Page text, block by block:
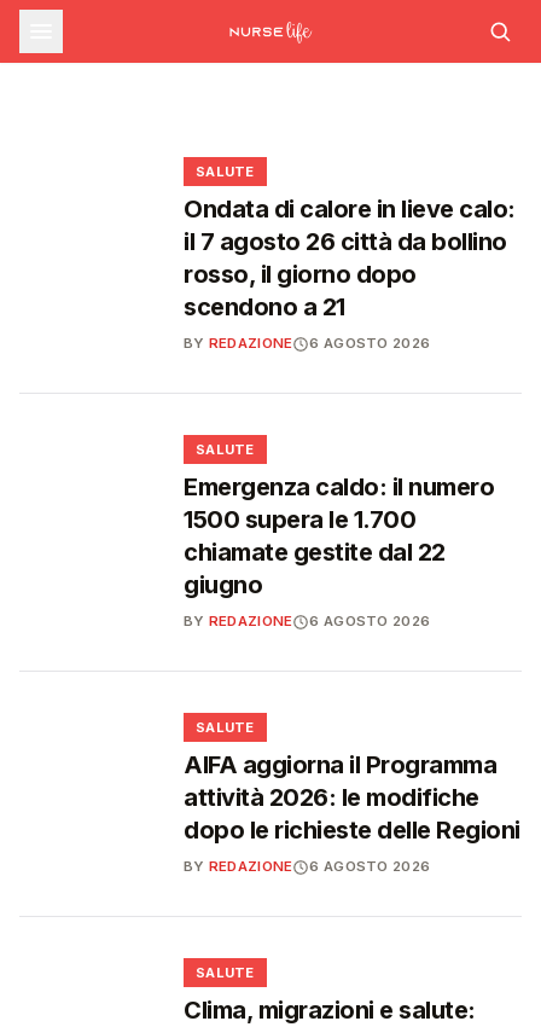
corsi su rischio cardiovascolare e
intelligenza artificiale generativa
INFERMIERE
A Scanzano Jonico apre l'Ambulatorio
Rapporto OsMed 2025: la spesa
farmaceutica supera i 39 miliardi, boom di
SALUTE
Ondata di calore in lieve calo:
il 7 agosto 26 città da bollino
rosso, il giorno dopo
scendono a 21
BY REDAZIONE 6 AGOSTO 2026
SALUTE
Emergenza caldo: il numero
1500 supera le 1.700
chiamate gestite dal 22
giugno
BY REDAZIONE 6 AGOSTO 2026
SALUTE
AIFA aggiorna il Programma
attività 2026: le modifiche
dopo le richieste delle Regioni
BY REDAZIONE 6 AGOSTO 2026
SALUTE
Clima, migrazioni e salute: